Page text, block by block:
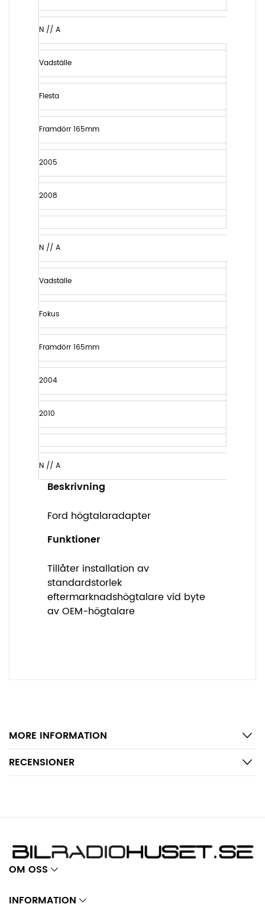
N // A
Vadställe
Fiesta
Framdörr 165mm
2005
2008
N // A
Vadställe
Fokus
Framdörr 165mm
2004
2010
N // A
Beskrivning
Ford högtalaradapter
Funktioner
Tillåter installation av
standardstorlek
eftermarknadshögtalare vid byte
av OEM-högtalare
MORE INFORMATION
RECENSIONER
OM OSS
INFORMATION